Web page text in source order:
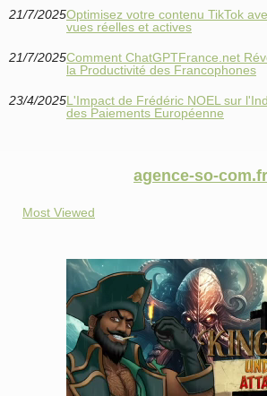
21/7/2025Optimisez votre contenu TikTok
vues réelles et actives
21/7/2025Comment ChatGPTFrance.net
la Productivité des Francophones
23/4/2025L'Impact de Frédéric NOEL sur
des Paiements Européenne
agence-so-com.fr
Most Viewed